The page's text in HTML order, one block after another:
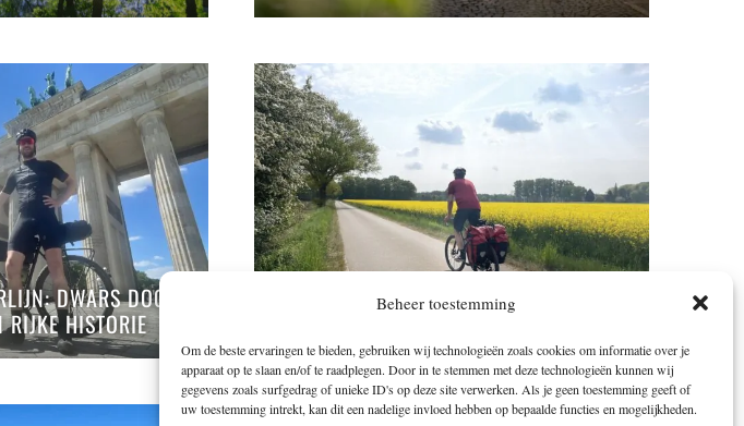
Beheer toestemming
Om de beste ervaringen te bieden, gebruiken wij technologieën zoals cookies om informatie over je
apparaat op te slaan en/of te raadplegen. Door in te stemmen met deze technologieën kunnen wij
gegevens zoals surfgedrag of unieke ID's op deze site verwerken. Als je geen toestemming geeft of
uw toestemming intrekt, kan dit een nadelige invloed hebben op bepaalde functies en mogelijkheden.
DWARS DOOR
RIJKE HISTORIE
FIETSEN DOOR HET OSNABRÜCKER
LAND. HET GEHEIM OVER DE GRENS